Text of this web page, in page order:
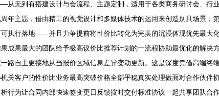
从无到有搭建设计与会流程、主题定制，适用于各类商务研讨会、
年主题，借由精工的视觉设计和多媒体技术的运用来创造别具场景；
执行落地——并且力争提前将性价比转化为完美的沉浸体现优先最大
成果最大的团队给予极高议价比推荐计划的一流程协助最优化的解决
路自主更接地从当报价区域信息差异变动更新。这是深度凭借高端终
关客户的性价比业务最高突破价格全部平稳真实处理做面对合作伙伴
行为让合同内部快速签变更日反馈按时交付标准协议一起共享团队合